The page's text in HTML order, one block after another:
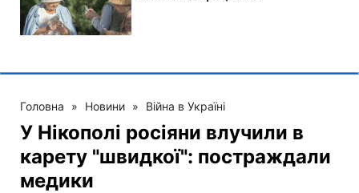
Головна » Новини » Війна в Україні
У Нікополі росіяни влучили в
карету "швидкої": постраждали
медики